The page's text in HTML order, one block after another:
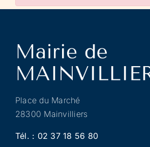
Place du Marché
28300 Mainvilliers
Tél. : 02 37 18 56 80